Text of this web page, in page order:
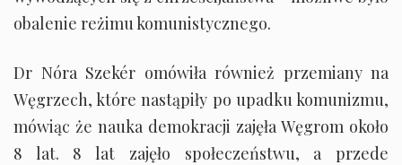
obalenie reżimu komunistycznego.
Dr Nóra Szekér omówiła również przemiany na
Węgrzech, które nastąpiły po upadku komunizmu,
mówiąc że nauka demokracji zajęła Węgrom około
8 lat. 8 lat zajęło społeczeństwu, a przede